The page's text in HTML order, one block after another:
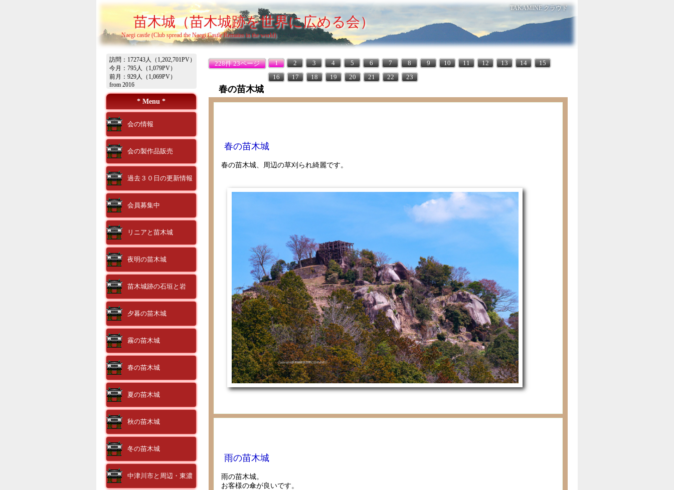
苗木城（苗木城跡を世界に広める会）
Naegi castle (Club spread the Naegi Castle Remains in the world)
TAKAMINE クラウド
訪問：172743人（1,202,701PV）
今月：795人（1,079PV）
前月：929人（1,069PV）
from 2016
* Menu *
会の情報
会の製作品販売
過去３０日の更新情報
会員募集中
リニアと苗木城
夜明の苗木城
苗木城跡の石垣と岩
夕暮の苗木城
霧の苗木城
春の苗木城
夏の苗木城
秋の苗木城
冬の苗木城
中津川市と周辺・東濃
228件 23ページ 1 2 3 4 5 6 7 8 9 10 11 12 13 14
15
16
17 18 19 20 21 22 23
春の苗木城
春の苗木城
春の苗木城、周辺の草刈られ綺麗です。
雨の苗木城
雨の苗木城。
お客様の傘が良いです。